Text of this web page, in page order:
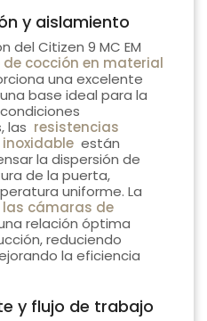
y aislamiento
del Citizen 9 MC EM
de cocción en material
una excelente
base ideal para la
las resistencias
están
la dispersión de
de la puerta,
uniforme. La
cámaras de
relación óptima
reduciendo
la eficiencia
y flujo de trabajo